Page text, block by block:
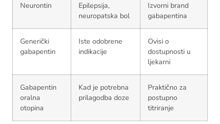
Neurontin
Epilepsija,
neuropatska bol
Izvorni brand
gabapentina
Generički
gabapentin
Iste odobrene
indikacije
Ovisi o
dostupnosti u
ljekarni
Gabapentin
oralna
otopina
Kad je potrebna
prilagodba doze
Praktično za
postupno
titriranje